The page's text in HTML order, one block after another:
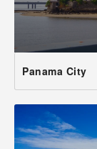
Panama City